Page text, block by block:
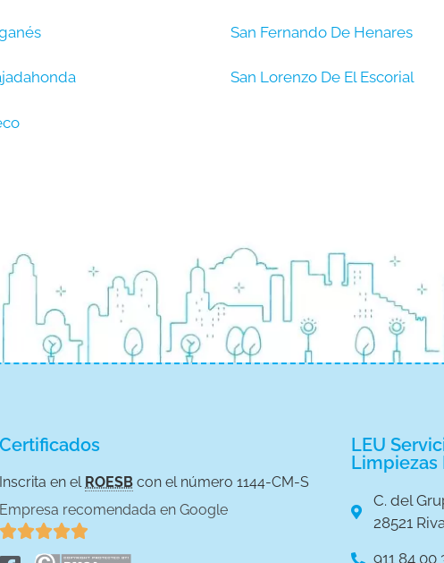
San Fernando De Henares
San Lorenzo De El Escorial
Certificados
Inscrita en el ROESB con el número 1144-CM-S
Empresa recomendada en Google

LEU
Limpiezas
C. del
28521
911 84 00